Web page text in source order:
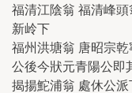
福清江陰翁 福清峰
新岭下
福州洪塘翁 唐昭宗
公後今狀元青陽公即
揭揚鮀浦翁 處休公